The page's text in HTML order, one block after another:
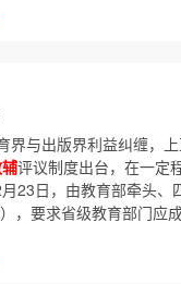
界与出版界利益纠缠，
评议制度出台，在一定
23日，由教育部牵头、
，要求省级教育部门应